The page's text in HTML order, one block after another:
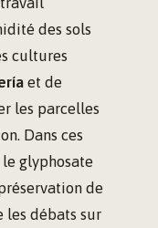
des sols
cultures
et de
les parcelles
Dans ces
glyphosate
de
les débats sur